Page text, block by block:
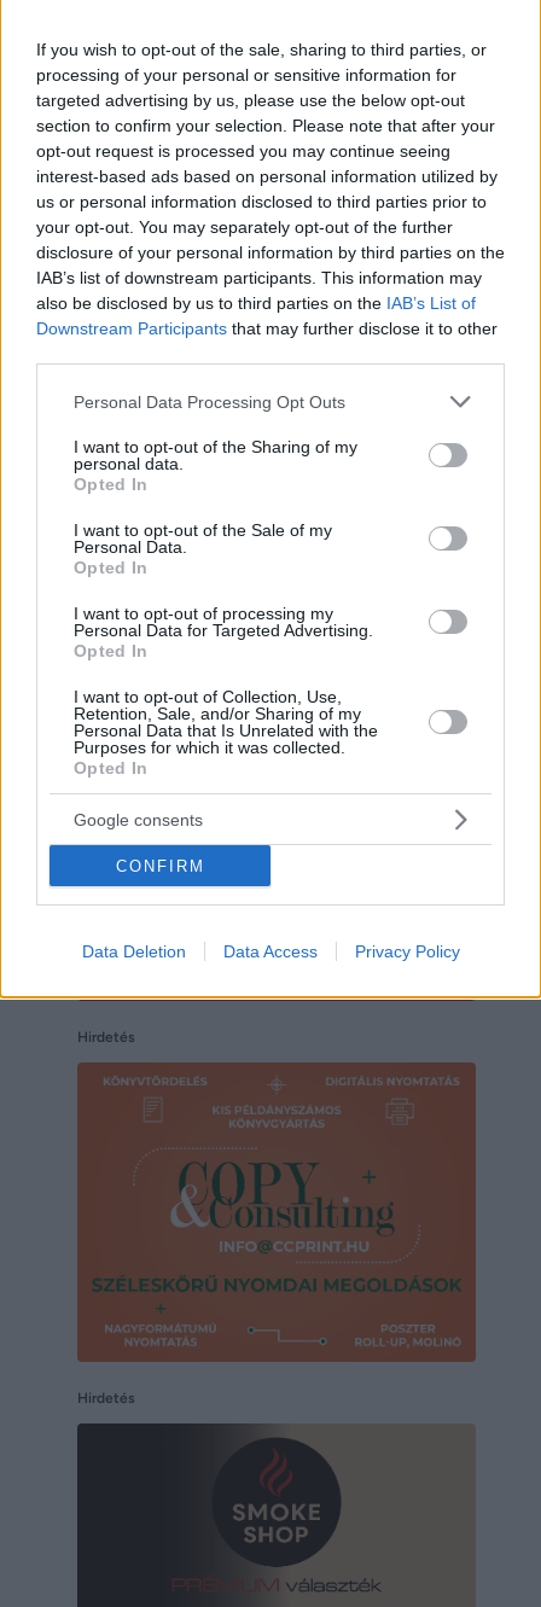
If you wish to opt-out of the sale, sharing to third parties, or
processing of your personal or sensitive information for
targeted advertising by us, please use the below opt-out
section to confirm your selection. Please note that after your
opt-out request is processed you may continue seeing
interest-based ads based on personal information utilized by
us or personal information disclosed to third parties prior to
your opt-out. You may separately opt-out of the further
disclosure of your personal information by third parties on the
IAB’s list of downstream participants. This information may
also be disclosed by us to third parties on the IAB’s List of
Downstream Participants that may further disclose it to other
Please note that this website/app uses one or more Google
not limited to your visit or usage behaviour. You may click to
grant or deny consent to Google and its third-party tags to
use your data for below specified purposes in below Google
consent section.
Personal Data Processing Opt Outs
I want to opt-out of the Sharing of my
personal data.
Opted In
I want to opt-out of the Sale of my
Personal Data.
Opted In
I want to opt-out of processing my
Personal Data for Targeted Advertising.
Opted In
I want to opt-out of Collection, Use,
Retention, Sale, and/or Sharing of my
Personal Data that Is Unrelated with the
Purposes for which it was collected.
Opted In
Google consents
CONFIRM
Data Deletion Data Access Privacy Policy
Hirdetés
Hirdetés